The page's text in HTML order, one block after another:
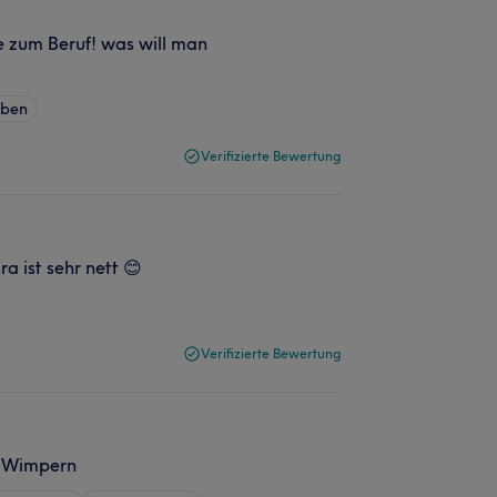
Beruf! was will man
Verifizierte Bewertung
ist sehr nett 😊
Verifizierte Bewertung